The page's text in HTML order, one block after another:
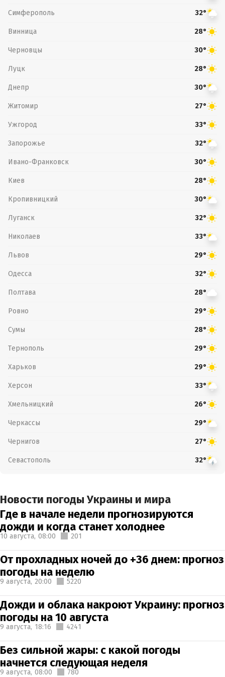
Симферополь 32°
Винница 28°
Черновцы 30°
Луцк 28°
Днепр 30°
Житомир 27°
Ужгород 33°
Запорожье 32°
Ивано-Франковск 30°
Киев 28°
Кропивницкий 30°
Луганск 32°
Николаев 33°
Львов 29°
Одесса 32°
Полтава 28°
Ровно 29°
Сумы 28°
Тернополь 29°
Харьков 29°
Херсон 33°
Хмельницкий 26°
Черкассы 29°
Чернигов 27°
Севастополь 32°
Новости погоды Украины и мира
Где в начале недели прогнозируются
дожди и когда станет холоднее
10 августа, 08:00 201
От прохладных ночей до +36 днем: прогноз
погоды на неделю
9 августа, 20:00 5220
Дожди и облака накроют Украину: прогноз
погоды на 10 августа
9 августа, 18:16 4241
Без сильной жары: с какой погоды
начнется следующая неделя
9 августа, 08:00 780